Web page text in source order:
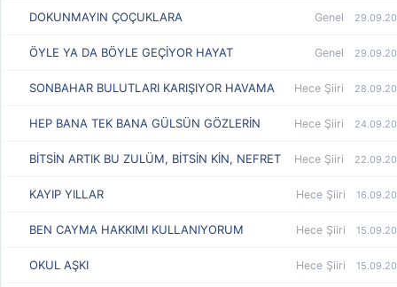
DOKUNMAYIN ÇOÇUKLARA Genel
ÖYLE YA DA BÖYLE GEÇİYOR HAYAT Genel
SONBAHAR BULUTLARI KARIŞIYOR HAVAMA Hece Şiiri
HEP BANA TEK BANA GÜLSÜN GÖZLERİN Hece Şiiri
BİTSİN ARTIK BU ZULÜM, BİTSİN KİN, NEFRET Hece Şiiri
KAYIP YILLAR Hece Şiiri
BEN CAYMA HAKKIMI KULLANIYORUM Hece Şiiri
OKUL AŞKI Hece Şiiri